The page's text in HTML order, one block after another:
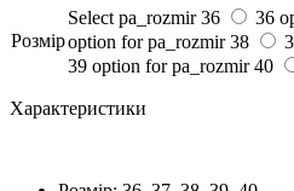
Розмiр
Select pa_rozmir 36 36
option for pa_rozmir 38
39 option for pa_rozmir 40
Характеристики